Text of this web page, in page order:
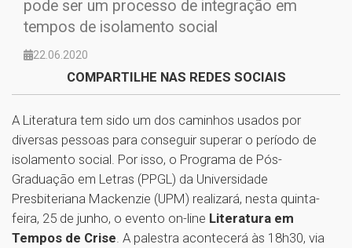
pode ser um processo de integração em
tempos de isolamento social
22.06.2020
COMPARTILHE NAS REDES SOCIAIS
A Literatura tem sido um dos caminhos usados por
diversas pessoas para conseguir superar o período de
isolamento social. Por isso, o Programa de Pós-
Graduação em Letras (PPGL) da Universidade
Presbiteriana Mackenzie (UPM) realizará, nesta quinta-
feira, 25 de junho, o evento on-line Literatura em
Tempos de Crise . A palestra acontecerá às 18h30, via